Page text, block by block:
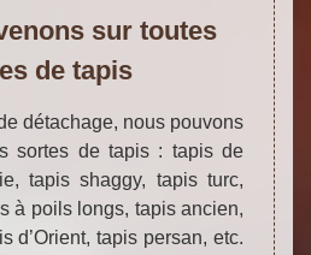
sur toutes
de tapis
détachage, nous pouvons
sortes de tapis : tapis de
tapis shaggy, tapis turc,
à poils longs, tapis ancien,
d’Orient, tapis persan, etc.